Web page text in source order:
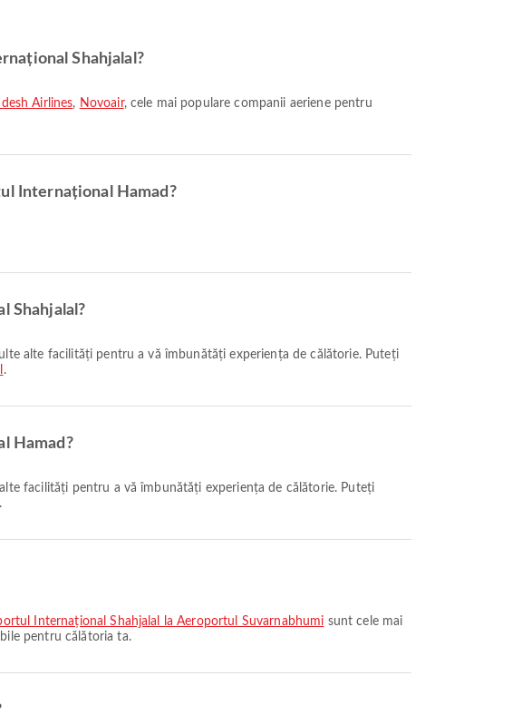
Shahjalal?
Airlines, Novoair, cele mai populare companii aeriene pentru
Internațional Hamad?
Shahjalal?
.
Hamad?
.
Internațional Shahjalal la Aeroportul Suvarnabhumi sunt cele mai
pentru călătoria ta.